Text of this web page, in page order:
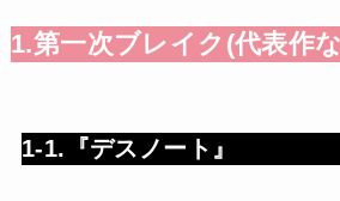
1.第一次ブレイク(代表作
1-1.『デスノート』